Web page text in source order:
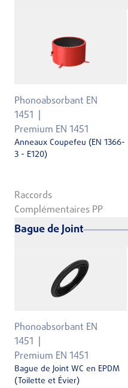
Phonoabsorbant EN
1451
Premium EN 1451
Anneaux Coupefeu (EN 1366-
3 - E120)
Raccords
Complémentaires PP
Bague de Joint
Phonoabsorbant EN
1451
Premium EN 1451
Bague de Joint WC en EPDM
(Toilette et Évier)